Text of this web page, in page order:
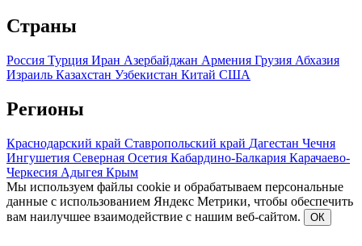
Страны
Россия Турция Иран Азербайджан Армения Грузия Абхазия
Израиль Казахстан Узбекистан Китай США
Регионы
Краснодарский край Ставропольский край Дагестан Чечня
Ингушетия Северная Осетия Кабардино-Балкария Карачаево-
Черкесия Адыгея Крым
Мы используем файлы cookie и обрабатываем персональные
данные с использованием Яндекс Метрики, чтобы обеспечить
вам наилучшее взаимодействие с нашим веб-сайтом.
ОК